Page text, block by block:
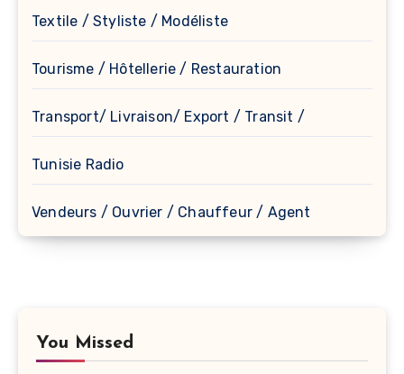
Textile / Styliste / Modéliste
Tourisme / Hôtellerie / Restauration
Transport/ Livraison/ Export / Transit /
Tunisie Radio
Vendeurs / Ouvrier / Chauffeur / Agent
You Missed